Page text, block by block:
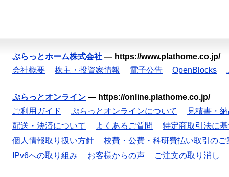
ぷらっとホーム株式会社 — https://www.plathome.co.jp/
会社概要
株主・投資家情報 電子公告 OpenBlocks
ぷらっとオンライン — https://online.plathome.co.jp/
ご利用ガイド
ぷらっとオンラインについて
見積書・
配送・決済について
よくあるご質問
特定商取引法に
個人情報取り扱い方針
校費・公費・科研費払い取引のご
IPv6への取り組み
お客様からの声 ご注文の取り消し